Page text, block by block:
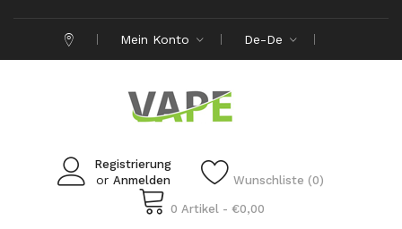
Mein Konto De-De
Registrierung
or Anmelden Wunschliste (0)
0 Artikel - €0,00